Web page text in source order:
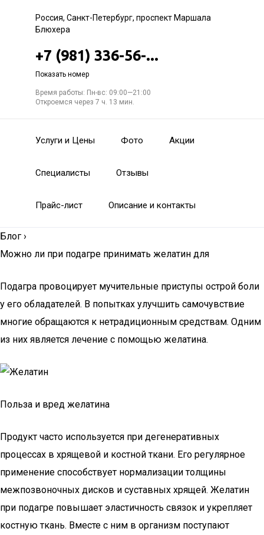
Россия, Санкт-Петербург, проспект Маршала
Блюхера
+7 (981) 336-56-...
Показать номер
Время работы: Пн-вс: 09:00—21:00
Откроемся через 7 ч. 13 мин.
Услуги и Цены Фото Акции
Специалисты Отзывы
Прайс-лист Описание и контакты
Блог ›
Можно ли при подагре принимать желатин для
Подагра провоцирует мучительные приступы острой боли
у его обладателей. В попытках улучшить самочувствие
многие обращаются к нетрадиционным средствам. Одним
из них является лечение с помощью желатина.
Польза и вред желатина
Продукт часто используется при дегенеративных
процессах в хрящевой и костной ткани. Его регулярное
применение способствует нормализации толщины
межпозвоночных дисков и суставных хрящей. Желатин
при подагре повышает эластичность связок и укрепляет
костную ткань. Вместе с ним в организм поступают